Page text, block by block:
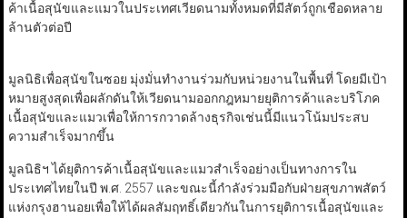
ค้าเนื้อสุนัขและแมวในประเทศเวียดนามทั้งหมดที่มีสัตว์ถูกเชือดหลาย
ล้านตัวต่อปี
มูลนิธิเพื่อสุนัขในซอย มุ่งมั่นทำงานร่วมกับหน่วยงานในพื้นที่ โดยมีเป้า
หมายสูงสุดเพื่อผลักดันให้เวียดนามออกกฎหมายยุติการค้าและบริโภค
เนื้อสุนัขและแมวเพื่อให้การกวาดล้างธุรกิจเช่นนี้มีแนวโน้มประสบ
ความสำเร็จมากขึ้น
มูลนิธิฯ ได้ยุติการค้าเนื้อสุนัขและแมวสำเร็จอย่างเป็นทางการใน
ประเทศไทยในปี พ.ศ. 2557 และขณะนี้กำลังร่วมมือกับฝ่ายสุขภาพสัตว์
แห่งกรุงฮานอยเพื่อให้ได้ผลสัมฤทธิ์เดียวกันในการยุติการเนื้อสุนัขและ